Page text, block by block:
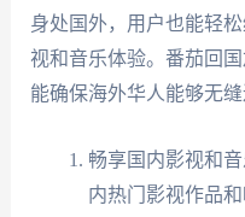
身处国外，用户也能轻
视和音乐体验。番茄回
能确保海外华人能够无缝
畅享国内影视和
内热门影视作品和